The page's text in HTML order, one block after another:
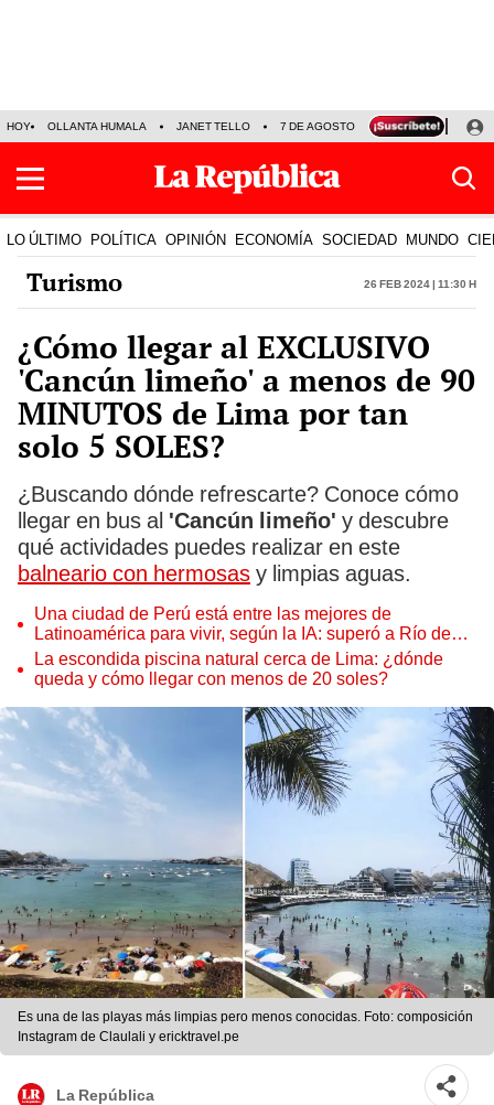
HOY OLLANTA HUMALA JANET TELLO 7 DE AGOSTO TINKA RESULTADOS
LO ÚLTIMO POLÍTICA OPINIÓN ECONOMÍA SOCIEDAD MUNDO
Turismo 26 Feb 2024 | 11:30 h
¿Cómo llegar al EXCLUSIVO
'Cancún limeño' a menos de 90
MINUTOS de Lima por tan
solo 5 SOLES?
¿Buscando dónde refrescarte? Conoce cómo
llegar en bus al 'Cancún limeño' y descubre
qué actividades puedes realizar en este
balneario con hermosas y limpias aguas.
Una ciudad de Perú está entre las mejores de
Latinoamérica para vivir, según la IA: superó a Río de
Janeiro
La escondida piscina natural cerca de Lima: ¿dónde
queda y cómo llegar con menos de 20 soles?
Es una de las playas más limpias pero menos conocidas. Foto: composición
Instagram de Claulali y ericktravel.pe
La República